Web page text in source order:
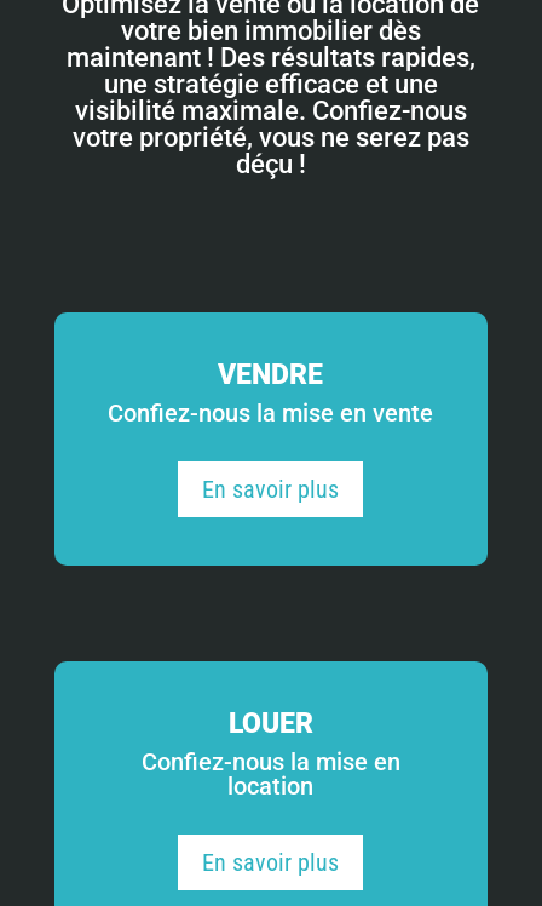
votre bien immobilier dès
maintenant ! Des résultats rapides,
une stratégie efficace et une
visibilité maximale. Confiez-nous
votre propriété, vous ne serez pas
déçu !
VENDRE
Confiez-nous la mise en vente
En savoir plus
LOUER
Confiez-nous la mise en
location
En savoir plus